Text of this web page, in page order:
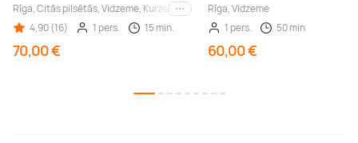
Rīga, Citās pilsētās, Vidzeme, Kurzeme, Jēkabpils
Citas pilsētas
4,90 (16)
1 pers. 15 min.
70,00 €
Rīga, Vidzeme
1 pers.
50 min
60,00 €